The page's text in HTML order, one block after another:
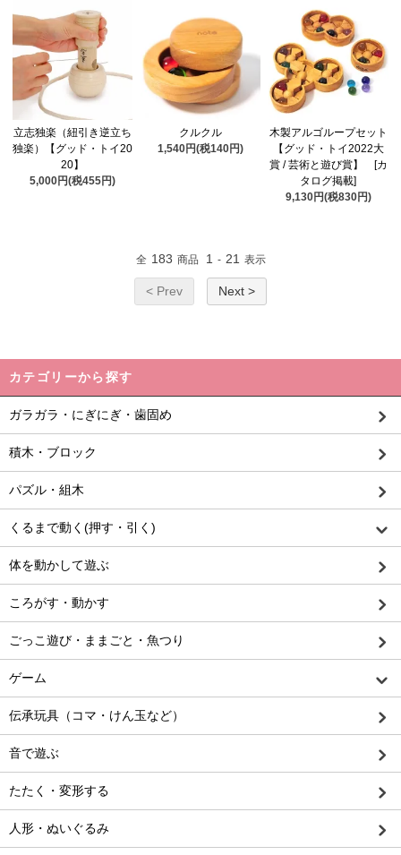
立志独楽（紐引き逆立ち
独楽）【グッド・トイ20
20】
5,000円(税455円)
クルクル
1,540円(税140円)
木製アルゴループセット
【グッド・トイ2022大
賞 / 芸術と遊び賞】 [カ
タログ掲載]
9,130円(税830円)
全 183 商品 1 - 21 表示
< Prev Next >
カテゴリーから探す
ガラガラ・にぎにぎ・歯固め
積木・ブロック
パズル・組木
くるまで動く(押す・引く)
体を動かして遊ぶ
ころがす・動かす
ごっこ遊び・ままごと・魚つり
ゲーム
伝承玩具（コマ・けん玉など）
音で遊ぶ
たたく・変形する
人形・ぬいぐるみ